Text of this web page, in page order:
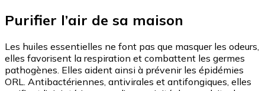
Purifier l’air de sa maison
Les huiles essentielles ne font pas que masquer les odeurs,
elles favorisent la respiration et combattent les germes
pathogènes. Elles aident ainsi à prévenir les épidémies
ORL. Antibactériennes, antivirales et antifongiques, elles